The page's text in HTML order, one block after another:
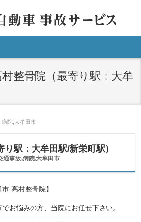
整骨院（最寄り駅：大牟
病院,大牟田市
駅：大牟田駅/新栄町駅）
通事故,病院,大牟田市
高村整骨院】
お悩みの方、当院にお任せ下さい。